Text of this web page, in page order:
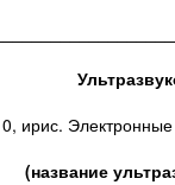
ирис.
(название